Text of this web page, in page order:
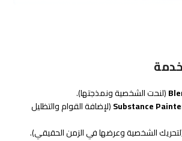
(لنحت الشخصية ونمذجتها).
Substance(لإضافة القوام والتظليل
الشخصية وعرضها في الزمن الحقيقي).